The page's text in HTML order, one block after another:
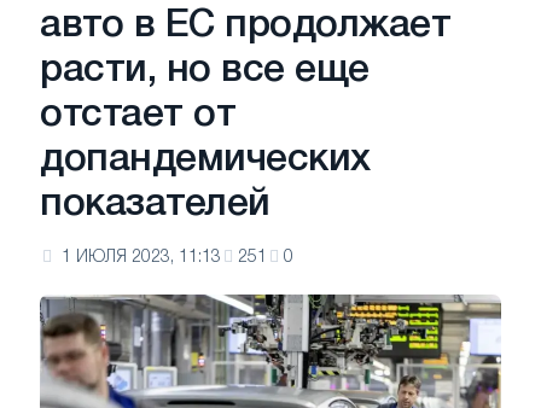
авто в ЕС продолжает
расти, но все еще
отстает от
допандемических
показателей
1 ИЮЛЯ 2023, 11:13 251 0